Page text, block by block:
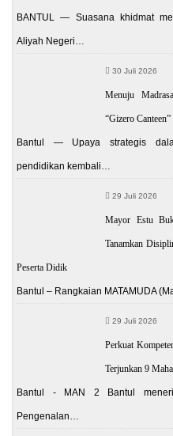
BANTUL — Suasana khidmat
Aliyah Negeri…
30 Juli 2026
Menuju
“Gizero
Bantul — Upaya strategis
pendidikan kembali…
29 Juli 2026
Mayor Estu
Tanamkan
Peserta Didik
Bantul – Rangkaian MATAMUDA
29 Juli 2026
Perkuat
Terjunkan 9
Bantul - MAN 2 Bantul
Pengenalan…